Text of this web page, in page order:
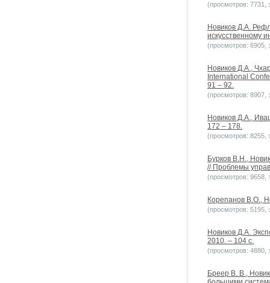
(просмотров: 7731,
Новиков Д.А.
искусственному
(просмотров: 6905,
Новиков Д.А.,
International
91 – 92.
(просмотров: 8907,
Новиков Д.А.,
172 – 178.
(просмотров: 8255,
Бурков В.Н.,
// Проблемы
(просмотров: 9658,
Корепанов В.О.,
(просмотров: 5195,
Новиков Д.А.
2010. – 104 с.
(просмотров: 4880,
Бреер В. В.,